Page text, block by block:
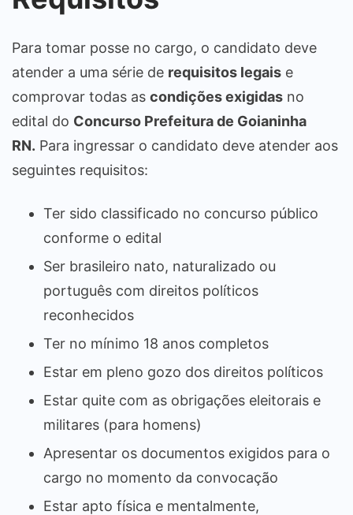
Para tomar posse no cargo, o candidato deve
atender a uma série de requisitos legais e
comprovar todas as condições exigidas no
edital do Concurso Prefeitura de Goianinha
RN. Para ingressar o candidato deve atender aos
seguintes requisitos:
Ter sido classificado no concurso público
conforme o edital
Ser brasileiro nato, naturalizado ou
português com direitos políticos
reconhecidos
Ter no mínimo 18 anos completos
Estar em pleno gozo dos direitos políticos
Estar quite com as obrigações eleitorais e
militares (para homens)
Apresentar os documentos exigidos para o
cargo no momento da convocação
Estar apto física e mentalmente,